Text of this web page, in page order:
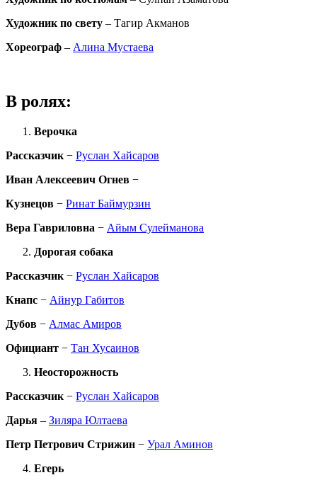
Художник по свету – Тагир Акманов
Хореограф – Алина Мустаева
В ролях:
Верочка
Рассказчик − Руслан Хайсаров
Иван Алексеевич Огнев −
Кузнецов − Ринат Баймурзин
Вера Гавриловна − Айым Сулейманова
Дорогая собака
Рассказчик − Руслан Хайсаров
Кнапс − Айнур Габитов
Дубов − Алмас Амиров
Официант − Тан Хусаинов
Неосторожность
Рассказчик − Руслан Хайсаров
Дарья – Зиляра Юлтаева
Петр Петрович Стрижин − Урал Аминов
Егерь